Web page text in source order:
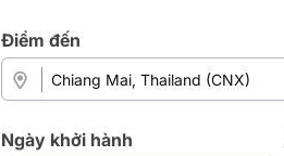
Điểm đến
Ngày khởi hành